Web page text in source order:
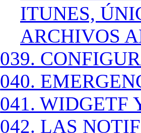
ITUNES,
ARCHIVOS
039.
040.
041. WIDGETF
042. LAS